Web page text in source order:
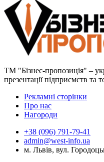
ТМ "Бізнес-пропозиція" –
презентації підприємств та
Рекламні сторінки
Про нас
Нагороди
+38 (096) 791-79-41
admin@west-info.ua
м. Львів, вул.